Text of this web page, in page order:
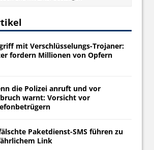
mit Verschlüsselungs-Trojaner:
fordern Millionen von Opfern
die Polizei anruft und vor
warnt: Vorsicht vor
Paketdienst-SMS führen zu
Link